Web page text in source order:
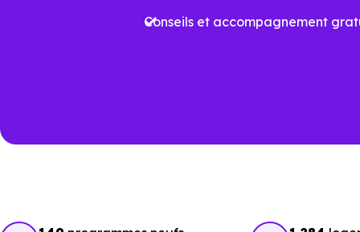
logement neuf conforme à la
Cela permet non seulement
Conseils et accompagnement